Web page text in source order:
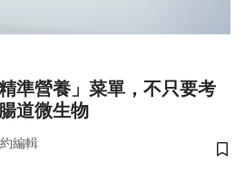
準營養」菜單，不只要考
道微生物
編輯
儲